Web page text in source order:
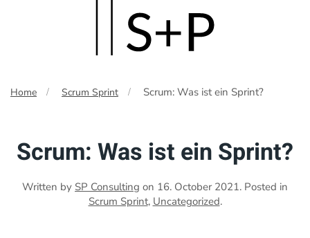
main
content
Home Scrum Sprint Scrum: Was ist ein Sprint?
Scrum: Was ist ein Sprint?
Written by SP Consulting on 16. October 2021. Posted in
Scrum Sprint, Uncategorized.